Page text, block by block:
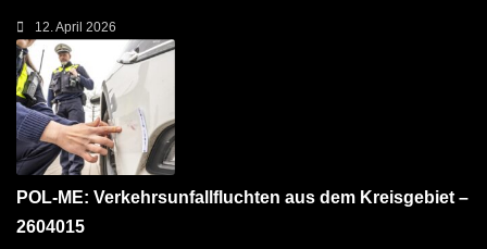
12. April 2026
POL-ME: Verkehrsunfallfluchten aus dem Kreisgebiet –
2604015